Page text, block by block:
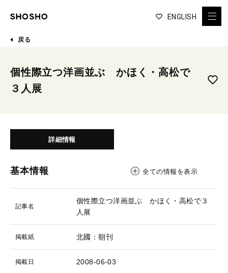
ENGLISH
戻る
個性際立つ洋画並ぶ かほく・高松で
３人展
詳細情報
基本情報 全ての情報を表示
記事名
個性際立つ洋画並ぶ かほく・高松で３
人展
掲載紙 北國：朝刊
掲載日 2008-06-03